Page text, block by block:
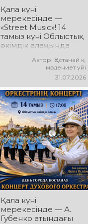
Қала күні
мерекесінде —
«Street Music»! 14
тамыз күні Облыстық
әкімдік алаңында
ұжымдарының
«Street Music»
бағдарламасы өтеді!
Сіздерді заманауи
музыка, жарқын
орындаулар, қуатты
энергия мен көтеріңкі
мерекелік көңіл күй
күтеді!
Автор: Қостанай қ.
мәдениет үйі
31.07.2026
Қала күні
мерекесінде — А.
Губенко атындағы